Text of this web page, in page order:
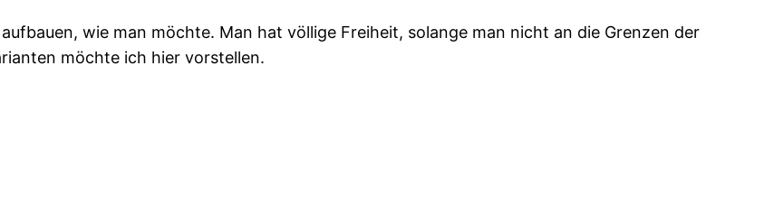
wie man möchte. Man hat völlige Freiheit, solange man nicht an die Grenzen der
möchte ich hier vorstellen.